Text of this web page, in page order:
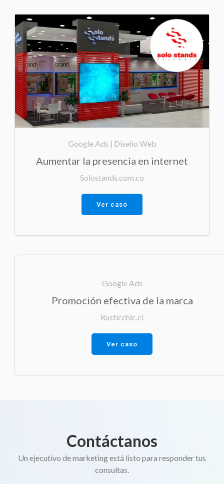
Google Ads | Diseño Web
Aumentar la presencia en internet
Solostands.com.co
Ver caso
Google Ads
Promoción efectiva de la marca
Rusticchic.cl
Ver caso
Contáctanos
Un ejecutivo de marketing está listo para responder tus
consultas.